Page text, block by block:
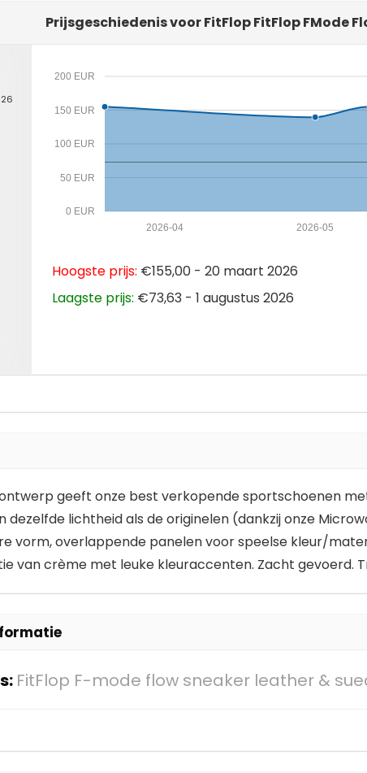
Prijsgeschiedenis voor FitFlop FitFlop FMode
0 EUR
50 EUR
100 EUR
150 EUR
200 EUR
2026-05
2026-04
Hoogste prijs: €155,00 - 20 maart 2026
Laagste prijs: €73,63 - 1 augustus 2026
geeft onze best verkopende sportschoenen
lichtheid als de originelen (dankzij onze
vorm, overlappende panelen voor speelse kleur/
van crème met leuke kleuraccenten. Zacht gevoerd.
FitFlop F-mode flow sneaker leather &